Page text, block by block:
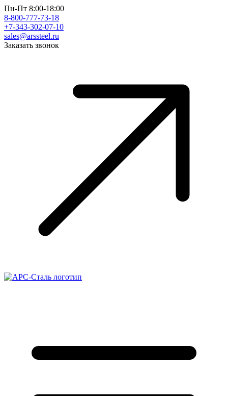
Пн-Пт 8:00-18:00
8-800-777-73-18
+7-343-302-07-10
sales@arssteel.ru
Заказать звонок